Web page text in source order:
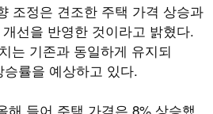
조정은 견조한 주택 가격 상승과
선을 반영한 것이라고 밝혔다.
는 기존과 동일하게 유지되
승률을 예상하고 있다.
해 들어 주택 가격은 8% 상승했